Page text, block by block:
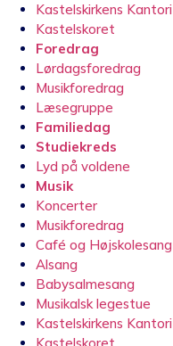
Kastelskirkens Kantori
Kastelskoret
Foredrag
Lørdagsforedrag
Musikforedrag
Læsegruppe
Familiedag
Studiekreds
Lyd på voldene
Musik
Koncerter
Musikforedrag
Café og Højskolesang
Alsang
Babysalmesang
Musikalsk legestue
Kastelskirkens Kantori